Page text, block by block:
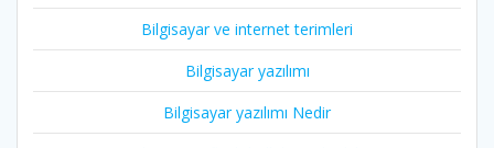
Bilgisayar ve internet terimleri
Bilgisayar yazılımı
Bilgisayar yazılımı Nedir